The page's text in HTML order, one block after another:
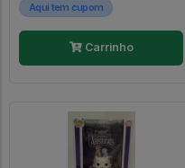
Aqui tem cupom
Carrinho